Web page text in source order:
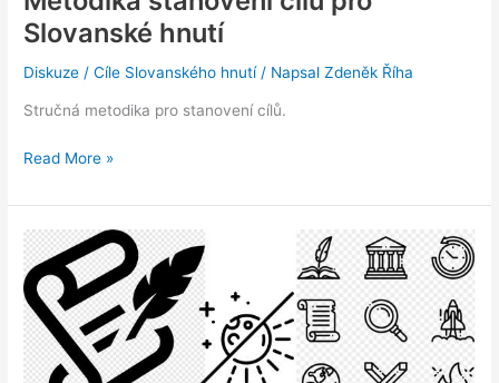
Slovanské hnutí
Diskuze /Cíle Slovanského hnutí/ NapsalZdeněk Říha
Stručná metodika pro stanovení cílů.
Metodika
cílů
pro
Slovanské
hnutí
Read More »